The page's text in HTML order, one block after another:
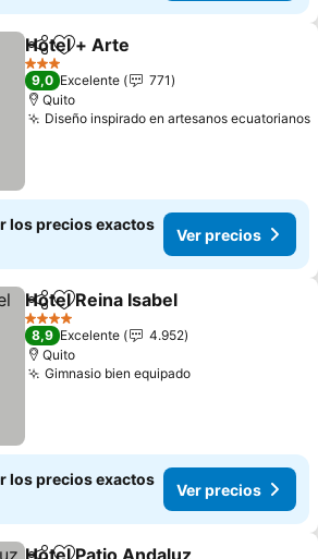
CompartirAgregar a favoritos
Hotel + Arte
3 Estrellas
9,0 Excelente
771
Quito
Diseño inspirado en artesanos ecuatorianos
los precios exactos
Ver precios
CompartirAgregar a favoritos
Hotel Reina Isabel
4 Estrellas
8,9 Excelente
4.952
Quito
Gimnasio bien equipado
los precios exactos
Ver precios
Hotel Patio Andaluz